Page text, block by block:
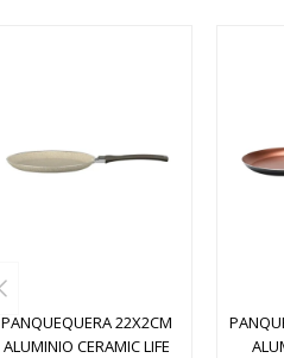
PANQUEQUERA 22X2CM
ALUMINIO CERAMIC LIFE